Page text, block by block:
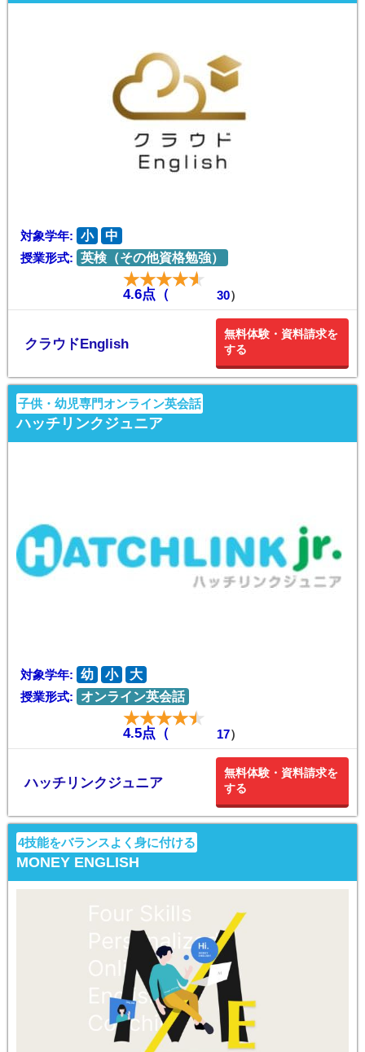
対象学年: 小
中
授業形式: 英検（その他資格勉強）
4.6点（ 30）
クラウドEnglish
無料体験・資料請求を
する
子供・幼児専門オンライン英会話
ハッチリンクジュニア
対象学年: 幼 小
大
授業形式:
オンライン英会話
4.5点（ 17）
ハッチリンクジュニア
無料体験・資料請求を
する
4技能をバランスよく身に付ける
MONEY ENGLISH